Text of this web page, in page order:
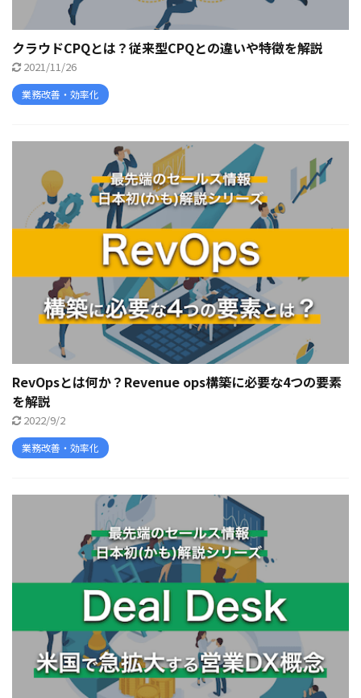
クラウドCPQとは？従来型CPQとの違いや特徴を解説
2021/11/26
業務改善・効率化
RevOpsとは何か？Revenue ops構築に必要な4つの要素
を解説
2022/9/2
業務改善・効率化